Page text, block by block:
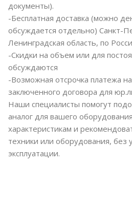
документы).
-Бесплатная доставка (можно
обсуждается отдельно) Санкт-
Ленинградская область, по
-Скидки на объем или для
обсуждаются
-Возможная отсрочка платежа
заключенного договора для
Наши специалисты помогут
аналог для вашего
характеристикам и
техники или оборудования,
эксплуатации.